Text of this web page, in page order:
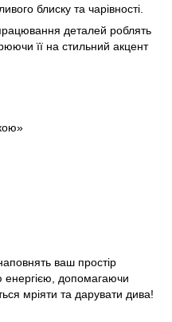
блиску та чарівності.
деталей роблять
її на стильний акцент
ваш простір
допомагаючи
мріяти та дарувати дива!